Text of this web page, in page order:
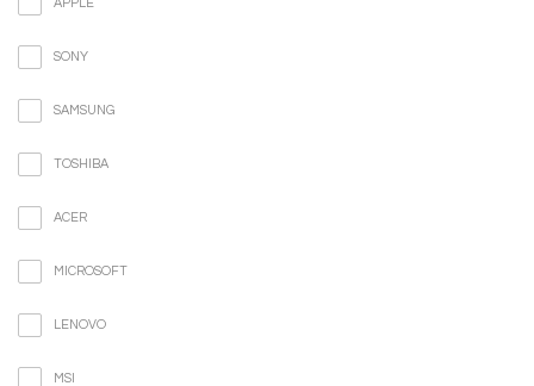
SONY
SAMSUNG
TOSHIBA
ACER
MICROSOFT
LENOVO
MSI